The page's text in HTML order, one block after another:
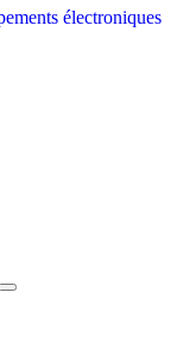
électroniques